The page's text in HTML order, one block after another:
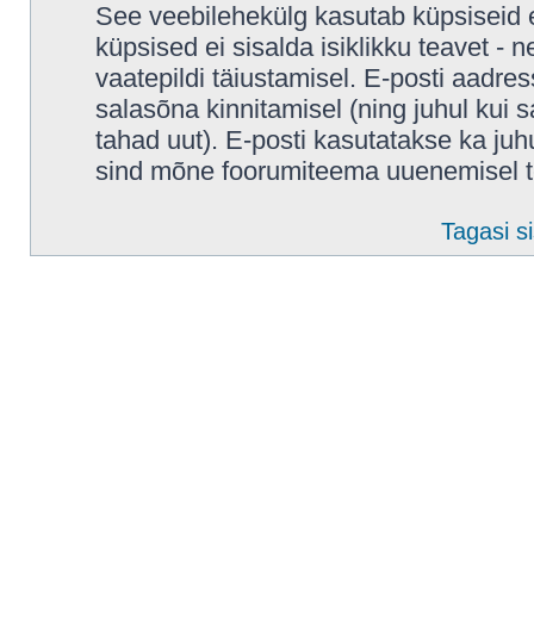
See veebilehekülg kasutab
küpsised ei sisalda isiklikku teavet -
vaatepildi täiustamisel. E-posti
salasõna kinnitamisel (ning juhul kui
tahad uut). E-posti kasutatakse ka
sind mõne foorumiteema uuenemisel
Tagasi